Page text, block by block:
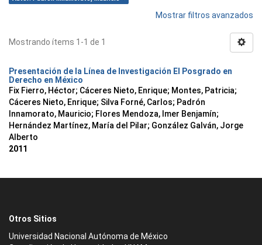
Mostrar filtros avanzados
Mostrando ítems 1-1 de 1
Presentación de la Línea de Investigación El Posgrado en
Derecho en México
Fix Fierro, Héctor; Cáceres Nieto, Enrique; Montes, Patricia;
Cáceres Nieto, Enrique; Silva Forné, Carlos; Padrón
Innamorato, Mauricio; Flores Mendoza, Imer Benjamín;
Hernández Martínez, María del Pilar; González Galván, Jorge
Alberto
2011
Otros Sitios
Universidad Nacional Autónoma de México